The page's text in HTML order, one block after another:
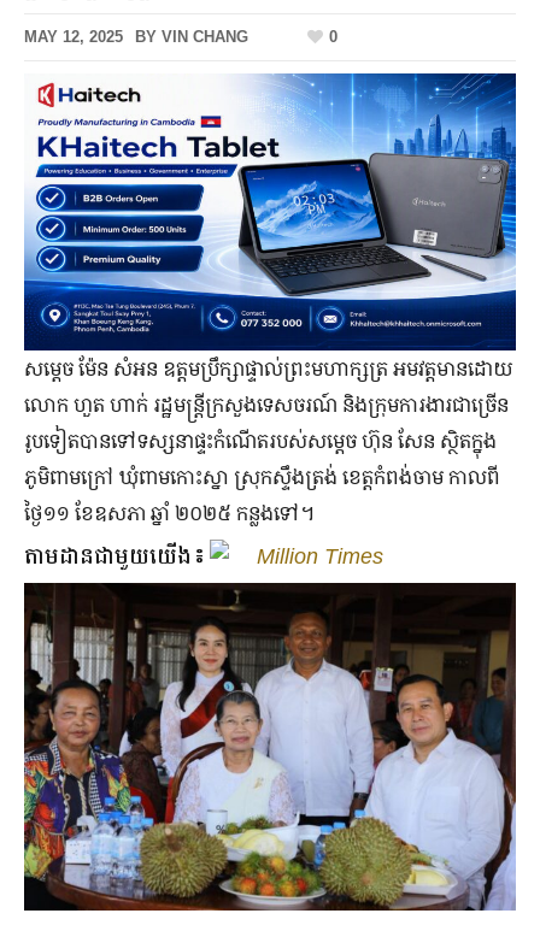
MAY 12, 2025 BY VIN CHANG 0
សម្ដេច ម៉ែន សំអន ឧត្ដម​ប្រឹក្សា​ផ្ទាល់​ព្រះមហាក្សត្រ អម​វត្តមាន​ដោយ​
លោក ហួត ហាក់ រដ្ឋមន្ត្រី​ក្រសួងទេសចរណ៍ និង​ក្រុម​ការងារ​ជាច្រើន​
រូប​ទៀតបាន​ទៅ​ទស្សនា​ផ្ទះ​កំណើត​របស់សម្ដេច ហ៊ុន សែន ស្ថិត​ក្នុង​
ភូមិ​ពាម​ក្រៅ ឃុំ​ពាម​កោះស្នា ស្រុក​ស្ទឹងត្រង់ ខេត្ត​កំពង់ចាម កាលពី​
ថ្ងៃ១១ ខែ​ឧសភា ឆ្នាំ ២០២៥ កន្លង​ទៅ។
តាមដានជាមួយយើង៖ Million Times